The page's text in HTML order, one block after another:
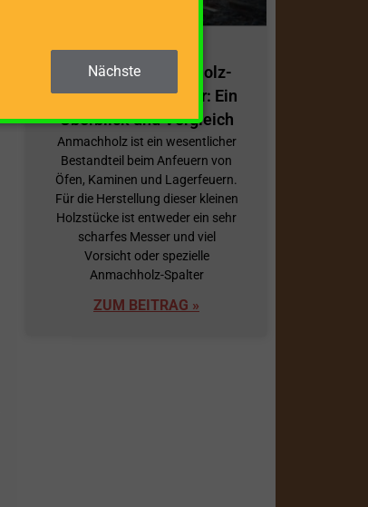
Effiziente Anmachholz-
Spalter/Spanmesser: Ein
Überblick und Vergleich
Anmachholz ist ein wesentlicher
Bestandteil beim Anfeuern von
Öfen, Kaminen und Lagerfeuern.
Für die Herstellung dieser kleinen
Holzstücke ist entweder ein sehr
scharfes Messer und viel
Vorsicht oder spezielle
Anmachholz-Spalter
ZUM BEITRAG »
Nächste